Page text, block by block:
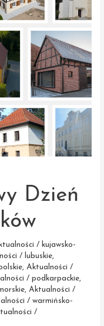
Dzień
/ kujawsko-
/ lubuskie,
,Aktualności /
/ podkarpackie,
,Aktualności /
/ warmińsko-
/